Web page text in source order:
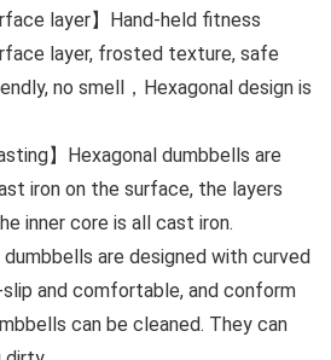
layer】Hand-held fitness
layer, frosted texture, safe
no smell，Hexagonal design is
】Hexagonal dumbbells are
iron on the surface, the layers
inner core is all cast iron.
dumbbells are designed with curved
slip and comfortable, and conform
can be cleaned. They can